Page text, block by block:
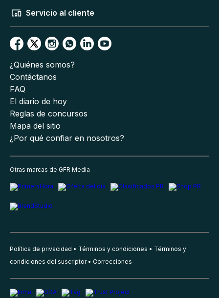
Servicio al cliente
¿Quiénes somos?
Contáctanos
FAQ
El diario de hoy
Reglas de concursos
Mapa del sitio
¿Por qué confiar en nosotros?
Otras marcas de GFR Media
Política de privacidad Términos y condiciones
Términos y
condiciones del suscriptor
Correcciones